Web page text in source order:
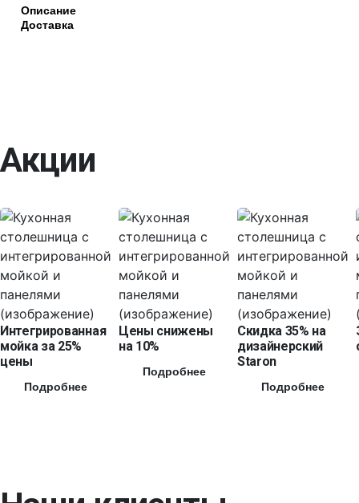
Описание
Доставка
Акции
Интегрированная
мойка за 25%
цены
Подробнее
Цены снижены
на 10%
Подробнее
Скидка 35% на
дизайнерский
Staron
Подробнее